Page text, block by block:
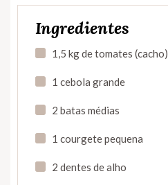
Ingredientes
1,5 kg de tomates (cacho)
1 cebola grande
2 batas médias
1 courgete pequena
2 dentes de alho